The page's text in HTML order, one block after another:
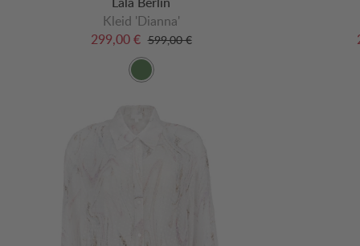
Kleid 'Dianna'
299,00 € 599,00 €